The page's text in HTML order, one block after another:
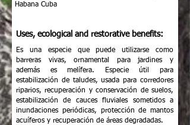
Habana Cuba
Uses, ecological and restorative benefits:
Es una especie que puede utilizarse como
barreras vivas, ornamental para jardines y
además es melífera. Especie útil para
estabilización de taludes, usada para corredores
riparios, recuperación y conservación de suelos,
estabilización de cauces fluviales sometidos a
inundaciones periódicas, protección de mantos
acuíferos y recuperación de áreas degradadas.